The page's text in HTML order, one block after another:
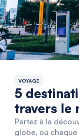
VOYAGE
5
travers le
Partez à la
globe, où